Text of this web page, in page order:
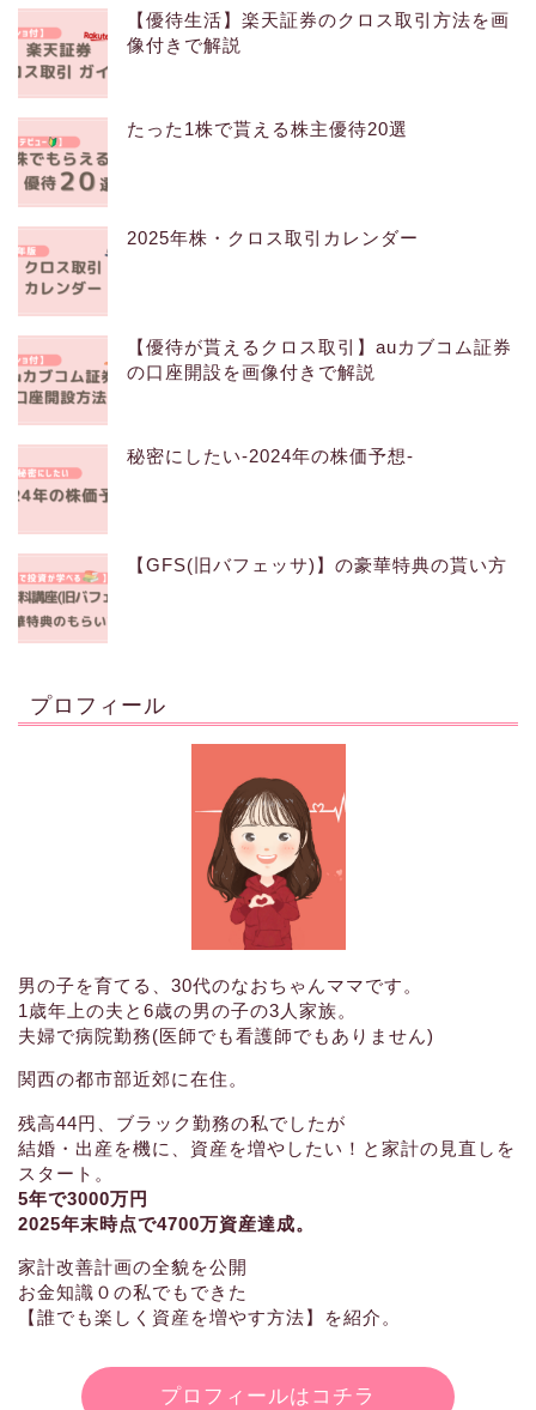
【優待生活】楽天証券のクロス取引方法を画
像付きで解説
たった1株で貰える株主優待20選
2025年株・クロス取引カレンダー
【優待が貰えるクロス取引】auカブコム証券
の口座開設を画像付きで解説
秘密にしたい-2024年の株価予想-
【GFS(旧バフェッサ)】の豪華特典の貰い方
プロフィール
男の子を育てる、30代のなおちゃんママです。
1歳年上の夫と6歳の男の子の3人家族。
夫婦で病院勤務(医師でも看護師でもありません)
関西の都市部近郊に在住。
残高44円、ブラック勤務の私でしたが
結婚・出産を機に、資産を増やしたい！と家計の見直しを
スタート。
5年で3000万円
2025年末時点で4700万資産達成。
家計改善計画の全貌を公開
お金知識０の私でもできた
【誰でも楽しく資産を増やす方法】を紹介。
プロフィールはコチラ